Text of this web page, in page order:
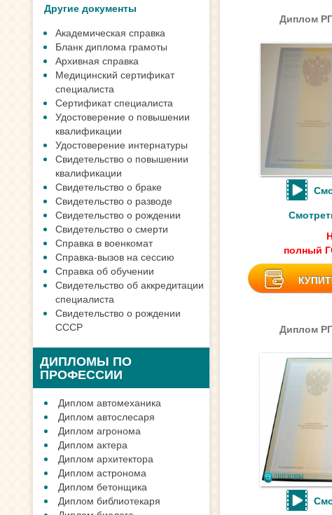
Другие документы
Академическая справка
Бланк диплома грамоты
Архивная справка
Медицинский сертификат
специалиста
Сертификат специалиста
Удостоверение о повышении
квалификации
Удостоверение интернатуры
Свидетельство о повышении
квалификации
Свидетельство о браке
Свидетельство о разводе
Свидетельство о рождении
Свидетельство о смерти
Справка в военкомат
Справка-вызов на сессию
Справка об обучении
Свидетельство об аккредитации
специалиста
Свидетельство о рождении
СССР
ДИПЛОМЫ ПО
ПРОФЕССИИ
Диплом автомеханика
Диплом автослесаря
Диплом агронома
Диплом актера
Диплом архитектора
Диплом астронома
Диплом бетонщика
Диплом библиотекаря
Диплом
полный
Диплом